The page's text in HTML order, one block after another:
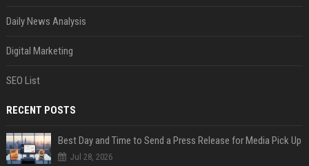
Daily News Analysis
Digital Marketing
SEO List
RECENT POSTS
Best Day and Time to Send a Press Release for Media Pick Up
Jul 28, 2026